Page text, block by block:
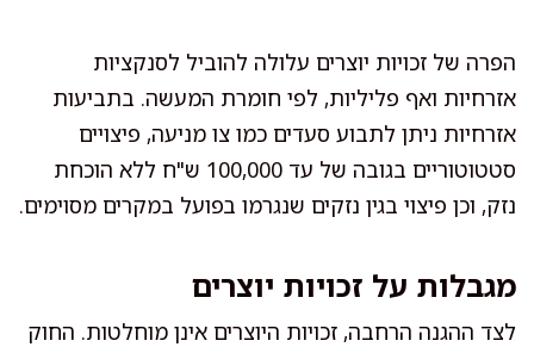
הפרה של זכויות יוצרים עלולה להוביל לסנקציות
אזרחיות ואף פליליות, לפי חומרת המעשה. בתביעות
אזרחיות ניתן לתבוע סעדים כמו צו מניעה, פיצויים
סטטוטוריים בגובה של עד 100,000 ש"ח ללא הוכחת
נזק, וכן פיצוי בגין נזקים שנגרמו בפועל במקרים מסוימים.
מגבלות על זכויות יוצרים
לצד ההגנה הרחבה, זכויות היוצרים אינן מוחלטות. החוק